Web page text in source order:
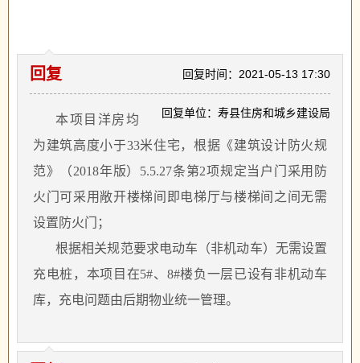
回复时间：2021-05-13 17:30
回复单位：寿县住房和城乡建设局
回复
本项目洋房均
为建筑高度小于33米住宅，根据《建筑设计防火规
范》（2018年版）5.5.27条第2项规定当户门采用防
火门可采用敞开楼梯间即电梯厅与楼梯间之间无需
设置防火门；
根据相关规范要求电动车（非机动车）无需设置
充电桩，本项目在5#、8#楼负一层已设有非机动车
库，充电问题由后期物业统一管理。